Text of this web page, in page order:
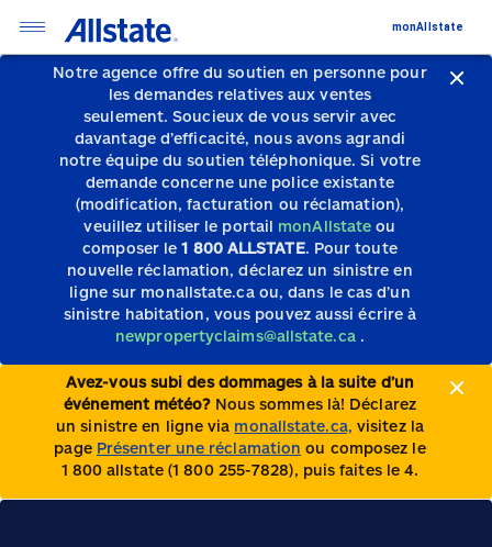
Notre agence offre du soutien en personne pour
les demandes relatives aux ventes
seulement.Soucieux de vous servir avec
davantage d’efficacité, nous avons agrandi
notre équipe du soutien téléphonique.Si votre
demande concerne une police existante
(modification, facturation ou réclamation),
veuillez utiliser le portail monAllstate ou
composer le1 800 ALLSTATE. Pour toute
nouvelle réclamation, déclarez un sinistre en
ligne sur monallstate.ca ou, dans le cas d’un
sinistre habitation, vous pouvez aussi écrire à
newpropertyclaims@allstate.ca .
Avez-vous subi des dommages à la suite d’un
événement météo? Nous sommes là! Déclarez
un sinistre en ligne via monallstate.ca, visitez la
page Présenter une réclamation ou composez le
1 800 allstate (1 800 255-7828), puis faites le 4.
monAllstate